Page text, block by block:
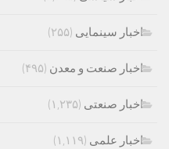
اخبار سینمایی (۲۵۵)
اخبار صنعت و معدن (۴۹۵)
اخبار صنعتی (۱,۲۳۵)
اخبار علمی (۱,۱۱۹)